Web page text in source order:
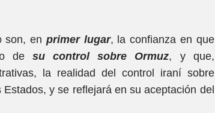
son, en primer lugar, la confianza en que
desu control sobre Ormuz, y que,
la realidad del control iraní sobre
y se reflejará en su aceptación del